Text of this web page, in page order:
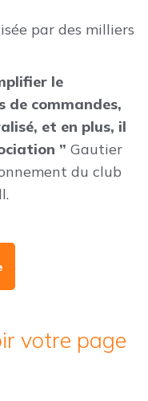
par des milliers
le
de commandes,
et en plus, il
” Gautier
du club
votre page